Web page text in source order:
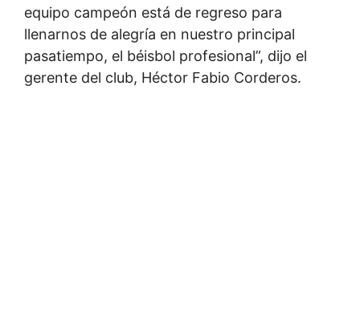
equipo campeón está de regreso para
llenarnos de alegría en nuestro principal
pasatiempo, el béisbol profesional”, dijo el
gerente del club, Héctor Fabio Corderos.